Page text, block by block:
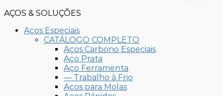
AÇOS & SOLUÇÕES
Aços Especiais
CATÁLOGO COMPLETO
Aços Carbono Especiais
Aço Prata
Aço Ferramenta
— Trabalho à Frio
Aços para Molas